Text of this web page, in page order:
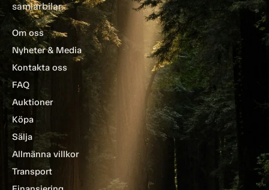
samlarbilar.
Om oss
Nyheter & Media
Kontakta oss
FAQ
Auktioner
Köpa
Sälja
Allmänna villkor
Transport